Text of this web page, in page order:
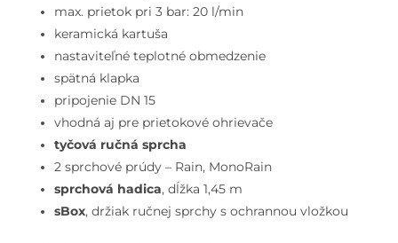
inštalácia,
kefovaný
čierny
chróm
max. prietok pri 3 bar: 20 l/min
keramická kartuša
nastaviteľné teplotné obmedzenie
spätná klapka
pripojenie DN 15
vhodná aj pre prietokové ohrievače
tyčová ručná sprcha
2 sprchové prúdy – Rain, MonoRain
sprchová hadica, dĺžka 1,45 m
sBox, držiak ručnej sprchy s ochrannou vložkou